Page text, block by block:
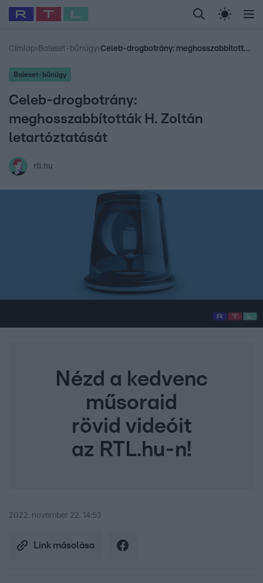
Legfrissebb RTL Híradó Randi Celeb vagyok,
Babits Marcella Most Wanted Gallusz
Címlap› Baleset-bűnügy› Celeb-drogbotrány: meghosszabbították H. Zoltán letartóztatását
Baleset-bűnügy
Celeb-drogbotrány:
meghosszabbították H. Zoltán
letartóztatását
rtl.hu
Nézd a kedvenc
műsoraid
rövid videóit
az RTL.hu-n!
2022. november 22. 14:53
Link másolása